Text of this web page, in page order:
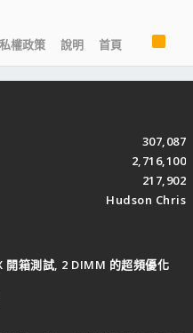
權政策 說明 首頁
R
S
S
307,087
2,716,100
217,902
Hudson Chris
開箱測試, 2 DIMM 的超頻優化